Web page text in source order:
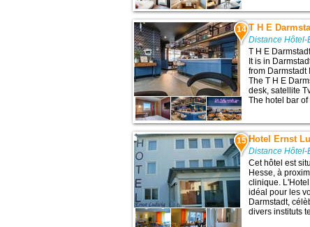
14 T H E
Distance
T H E
It is in
from Darmstadt
The T H E
desk, satellite
The hotel bar of
15 Hotel Ernst
Distance
Cet hôtel est
Hesse, à
clinique.
idéal pour les
Darmstadt,
divers instituts